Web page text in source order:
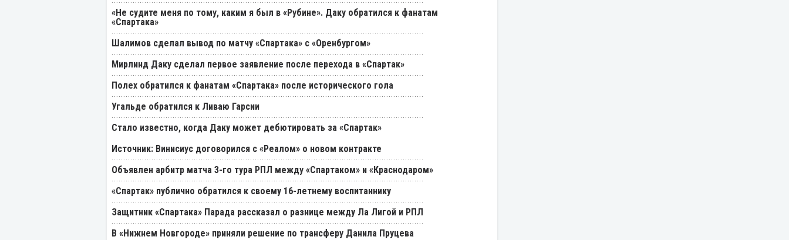
«Не судите меня по тому, каким я был в «Рубине». Даку обратился к фанатам
«Спартака»
Шалимов сделал вывод по матчу «Спартака» с «Оренбургом»
Мирлинд Даку сделал первое заявление после перехода в «Спартак»
Полех обратился к фанатам «Спартака» после исторического гола
Угальде обратился к Ливаю Гарсии
Стало известно, когда Даку может дебютировать за «Спартак»
Источник: Винисиус договорился с «Реалом» о новом контракте
Объявлен арбитр матча 3-го тура РПЛ между «Спартаком» и «Краснодаром»
«Спартак» публично обратился к своему 16-летнему воспитаннику
Защитник «Спартака» Парада рассказал о разнице между Ла Лигой и РПЛ
В «Нижнем Новгороде» приняли решение по трансферу Данила Пруцева